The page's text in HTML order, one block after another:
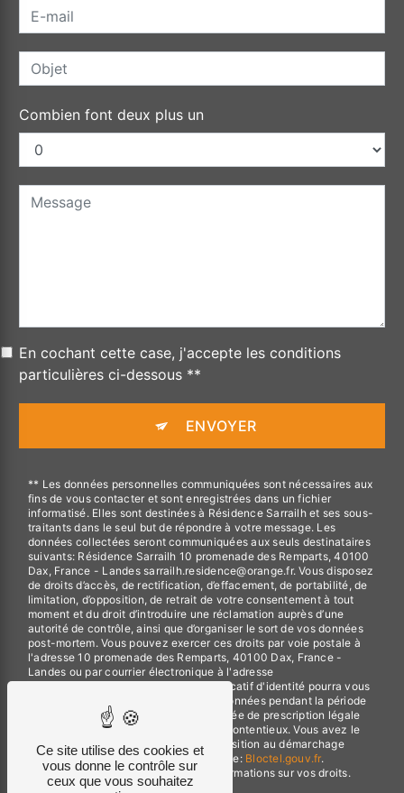
Combien font deux plus un
En cochant cette case, j'accepte les conditions
particulières ci-dessous **
ENVOYER
** Les données personnelles communiquées sont nécessaires aux
fins de vous contacter et sont enregistrées dans un fichier
informatisé. Elles sont destinées à Résidence Sarrailh et ses sous-
traitants dans le seul but de répondre à votre message. Les
données collectées seront communiquées aux seuls destinataires
suivants: Résidence Sarrailh 10 promenade des Remparts, 40100
Dax, France - Landes sarrailh.residence@orange.fr. Vous disposez
de droits d’accès, de rectification, d’effacement, de portabilité, de
limitation, d’opposition, de retrait de votre consentement à tout
moment et du droit d’introduire une réclamation auprès d’une
autorité de contrôle, ainsi que d’organiser le sort de vos données
post-mortem. Vous pouvez exercer ces droits par voie postale à
l'adresse 10 promenade des Remparts, 40100 Dax, France -
Landes ou par courrier électronique à l'adresse
sarrailh.residence@orange.fr. Un justificatif d'identité pourra vous
être demandé. Nous conservons vos données pendant la période
de prise de contact puis pendant la durée de prescription légale
aux fins probatoires et de gestion des contentieux. Vous avez le
droit de vous inscrire sur la liste d'opposition au démarchage
téléphonique, disponible à cette adresse: Bloctel.gouv.fr.
Consultez le site cnil.fr pour plus d’informations sur vos droits.
Ce site utilise des cookies et
vous donne le contrôle sur
ceux que vous souhaitez